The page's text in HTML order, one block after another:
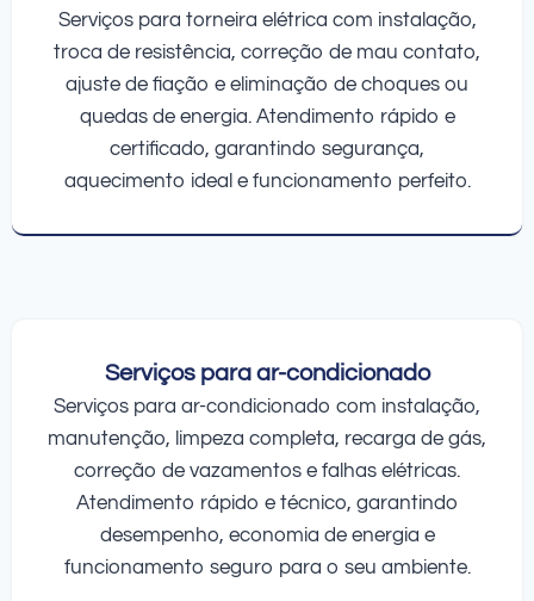
Serviços para torneira elétrica com instalação,
troca de resistência, correção de mau contato,
ajuste de fiação e eliminação de choques ou
quedas de energia. Atendimento rápido e
certificado, garantindo segurança,
aquecimento ideal e funcionamento perfeito.
Serviços para ar-condicionado
Serviços para ar-condicionado com instalação,
manutenção, limpeza completa, recarga de gás,
correção de vazamentos e falhas elétricas.
Atendimento rápido e técnico, garantindo
desempenho, economia de energia e
funcionamento seguro para o seu ambiente.